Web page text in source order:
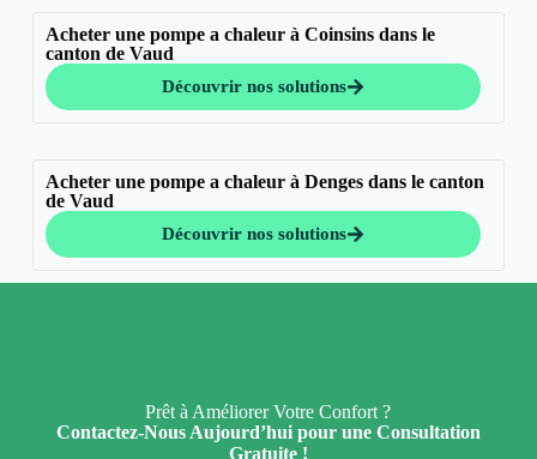
Acheter une pompe a chaleur à Coinsins dans le
canton de Vaud
Découvrir nos solutions
Acheter une pompe a chaleur à Denges dans le canton
de Vaud
Découvrir nos solutions
Prêt à Améliorer Votre Confort ?
Contactez-Nous Aujourd’hui pour une Consultation
Gratuite !